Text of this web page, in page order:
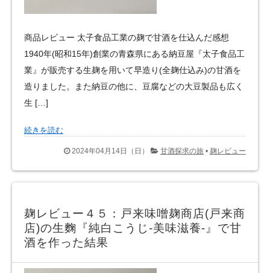
商品レビュー 太子食品工業の麹で甘酒を仕込んだ感想
1940年(昭和15年)創業の青森県にある納豆屋『太子食品工
業』が販売する生麹を用いて早造り(全麹仕込み)の甘酒を
造りました。また納豆の他に、豆腐などの大豆製品も広く
生 […]
続きを読む
2024年04月14日（日） 甘酒探求の旅 • 麹レビュー
麹レビュー４５：戸来味噌麹商店(戸来商
店)の生麴『純白こうじ‐美味滋養‐』で甘
酒を作った結果